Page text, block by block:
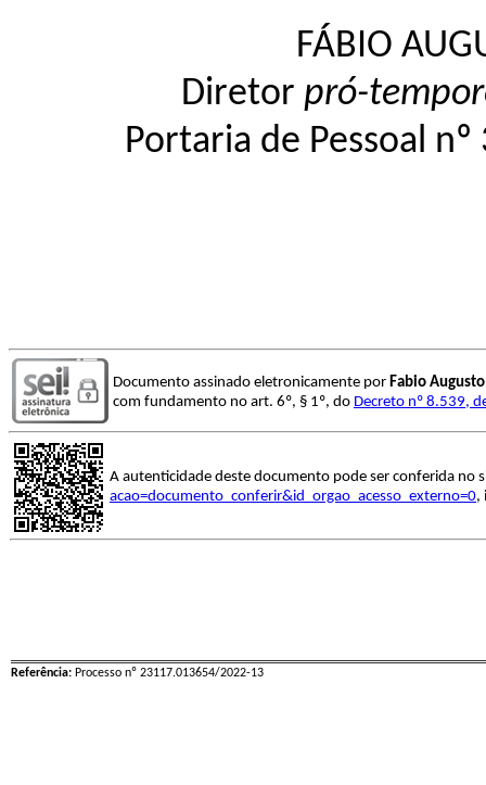
FÁBIO
Diretor pró-
Portaria de Pessoal
Documento assinado eletronicamente por Fabio
com fundamento no art. 6º, § 1º, do Decreto nº 8.539,
A autenticidade deste documento pode ser conferida no
acao=documento_conferir&id_orgao_acesso_externo=0,
Referência: Processo nº 23117.013654/2022-13